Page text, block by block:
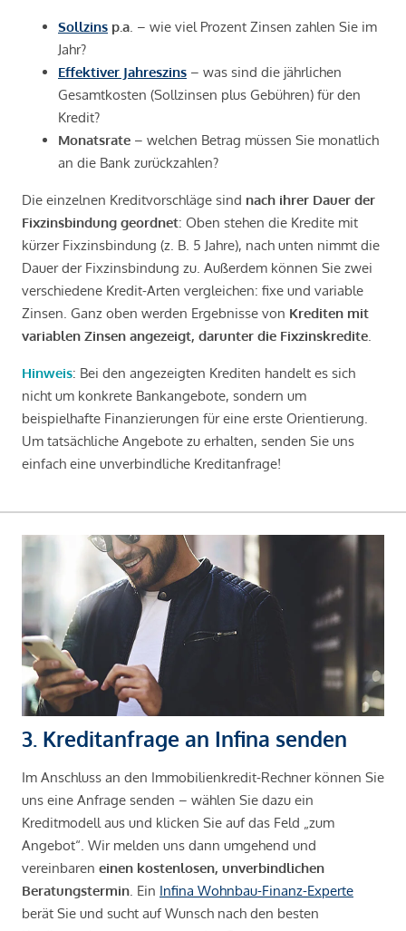
Sollzins p.a . – wie viel Prozent Zinsen zahlen Sie im
Jahr?
Effektiver Jahreszins – was sind die jährlichen
Gesamtkosten (Sollzinsen plus Gebühren) für den
Kredit?
Monatsrate – welchen Betrag müssen Sie monatlich
an die Bank zurückzahlen?
Die einzelnen Kreditvorschläge sind nach ihrer Dauer der
Fixzinsbindung geordnet: Oben stehen die Kredite mit
kürzer Fixzinsbindung (z. B. 5 Jahre), nach unten nimmt die
Dauer der Fixzinsbindung zu. Außerdem können Sie zwei
verschiedene Kredit-Arten vergleichen: fixe und variable
Zinsen. Ganz oben werden Ergebnisse von Krediten mit
variablen Zinsen angezeigt, darunter die Fixzinskredite
Hinweis: Bei den angezeigten Krediten handelt es sich
nicht um konkrete Bankangebote, sondern um
beispielhafte Finanzierungen für eine erste Orientierung.
Um tatsächliche Angebote zu erhalten, senden Sie uns
einfach eine unverbindliche Kreditanfrage!
3. Kreditanfrage an Infina senden
Im Anschluss an den Immobilienkredit-Rechner können Sie
uns eine Anfrage senden – wählen Sie dazu ein
Kreditmodell aus und klicken Sie auf das Feld „zum
Angebot“. Wir melden uns dann umgehend und
vereinbaren einen kostenlosen, unverbindlichen
Beratungstermin . Ein Infina Wohnbau-Finanz-Experte
berät Sie und sucht auf Wunsch nach den besten